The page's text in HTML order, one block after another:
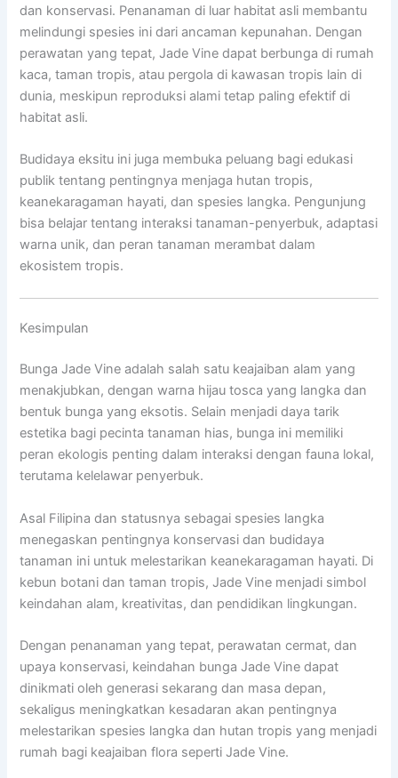
dan konservasi. Penanaman di luar habitat asli membantu
melindungi spesies ini dari ancaman kepunahan. Dengan
perawatan yang tepat, Jade Vine dapat berbunga di rumah
kaca, taman tropis, atau pergola di kawasan tropis lain di
dunia, meskipun reproduksi alami tetap paling efektif di
habitat asli.
Budidaya eksitu ini juga membuka peluang bagi edukasi
publik tentang pentingnya menjaga hutan tropis,
keanekaragaman hayati, dan spesies langka. Pengunjung
bisa belajar tentang interaksi tanaman-penyerbuk, adaptasi
warna unik, dan peran tanaman merambat dalam
ekosistem tropis.
Kesimpulan
Bunga Jade Vine adalah salah satu keajaiban alam yang
menakjubkan, dengan warna hijau tosca yang langka dan
bentuk bunga yang eksotis. Selain menjadi daya tarik
estetika bagi pecinta tanaman hias, bunga ini memiliki
peran ekologis penting dalam interaksi dengan fauna lokal,
terutama kelelawar penyerbuk.
Asal Filipina dan statusnya sebagai spesies langka
menegaskan pentingnya konservasi dan budidaya
tanaman ini untuk melestarikan keanekaragaman hayati. Di
kebun botani dan taman tropis, Jade Vine menjadi simbol
keindahan alam, kreativitas, dan pendidikan lingkungan.
Dengan penanaman yang tepat, perawatan cermat, dan
upaya konservasi, keindahan bunga Jade Vine dapat
dinikmati oleh generasi sekarang dan masa depan,
sekaligus meningkatkan kesadaran akan pentingnya
melestarikan spesies langka dan hutan tropis yang menjadi
rumah bagi keajaiban flora seperti Jade Vine.